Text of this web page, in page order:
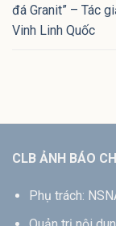
đá Granit” – Tác
Vinh Linh Quốc
CLB ẢNH BÁO
Phụ trách: